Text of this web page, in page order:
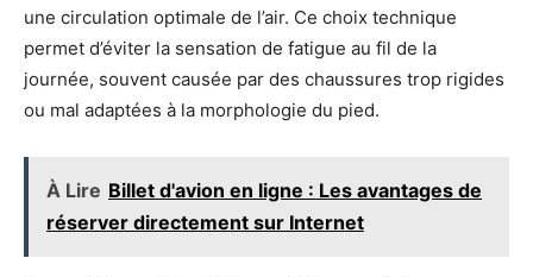
une circulation optimale de l’air. Ce choix technique
permet d’éviter la sensation de fatigue au fil de la
journée, souvent causée par des chaussures trop rigides
ou mal adaptées à la morphologie du pied.
À Lire Billet d'avion en ligne : Les avantages de
réserver directement sur Internet